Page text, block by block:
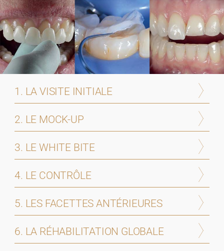
Home
Biographie
Mes
patients
Mon
travail
Contacts
PRENDRE
RENDEZ-
VOUS
1. LA VISITE INITIALE
2. LE MOCK-UP
3. LE WHITE BITE
4. LE CONTRÔLE
5. LES FACETTES ANTÉRIEURES
6. LA RÉHABILITATION GLOBALE